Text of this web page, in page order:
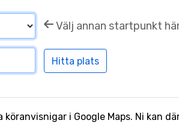
Välj annan startpunkt
köranvisnigar i Google Maps. Ni